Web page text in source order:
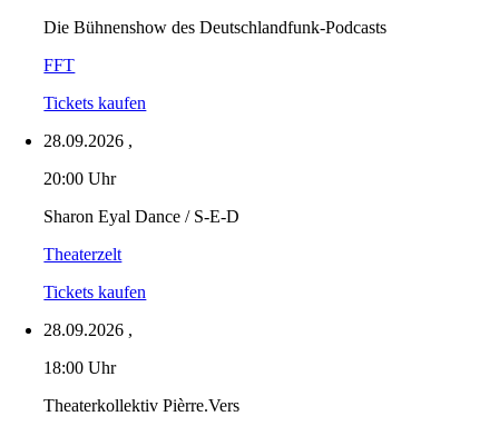
Die Bühnenshow des Deutschlandfunk-Podcasts
FFT
Tickets kaufen
28.09.2026 ,
20:00 Uhr
Sharon Eyal Dance / S-E-D
Theaterzelt
Tickets kaufen
28.09.2026 ,
18:00 Uhr
Theaterkollektiv Pièrre.Vers